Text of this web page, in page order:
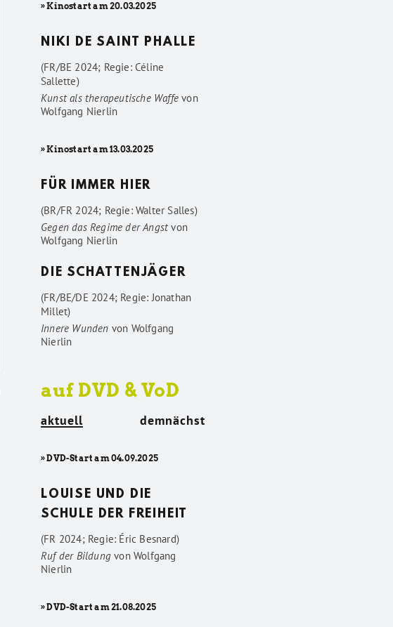
» Kinostart am 20.03.2025
NIKI DE SAINT PHALLE
(FR/BE 2024; Regie: Céline
Sallette)
Kunst als therapeutische Waffevon
Wolfgang Nierlin
» Kinostart am 13.03.2025
FÜR IMMER HIER
(BR/FR 2024; Regie: Walter Salles)
Gegen das Regime der Angstvon
Wolfgang Nierlin
DIE SCHATTENJÄGER
(FR/BE/DE 2024; Regie: Jonathan
Millet)
Innere Wunden von Wolfgang
Nierlin
auf DVD & VoD
aktuell demnächst
» DVD-Start am 04.09.2025
LOUISE UND DIE
SCHULE DER FREIHEIT
(FR 2024; Regie: Éric Besnard)
Ruf der Bildungvon Wolfgang
Nierlin
» DVD-Start am 21.08.2025